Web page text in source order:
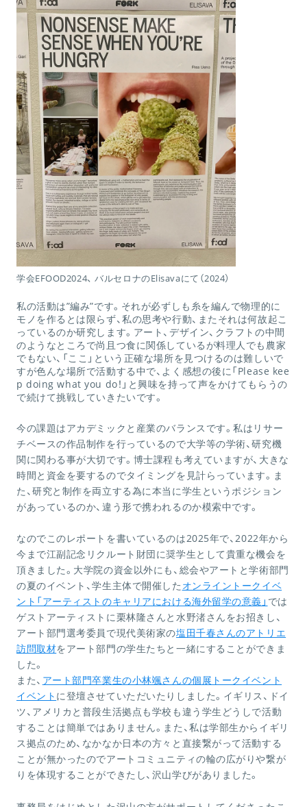
学会EFOOD2024、 バルセロナのElisavaにて（2024）
私の活動は”編み”です。それが必ずしも糸を編んで物理的に
モノを作るとは限らず、私の思考や行動、またそれは何故起こ
っているのか研究します。アート、デザイン、クラフトの中間
のようなところで尚且つ食に関係しているが料理人でも農家
でもない、「ここ」という正確な場所を見つけるのは難しいで
すが色んな場所で活動する中で、よく感想の後に「Please kee
p doing what you do！」と興味を持って声をかけてもらうの
で続けて挑戦していきたいです。
今の課題はアカデミックと産業のバランスです。私はリサー
チベースの作品制作を行っているので大学等の学術、研究機
関に関わる事が大切です。博士課程も考えていますが、大きな
時間と資金を要するのでタイミングを見計らっています。ま
た、研究と制作を両立する為に本当に学生というポジション
があっているのか、違う形で携われるのか模索中です。
なのでこのレポートを書いているのは2025年で、2022年から
今まで江副記念リクルート財団に奨学生として貴重な機会を
頂きました。大学院の資金以外にも、総会やアートと学術部門
の夏のイベント、学生主体で開催した オンライントークイベ
ント「アーティストのキャリアにおける海外留学の意義」 では
ゲストアーティストに栗林隆さんと水野渚さんをお招きし、
アート部門選考委員で現代美術家の塩田千春さんのアトリエ
訪問取材をアート部門の学生たちと一緒にすることができま
した。
また、 アート部門卒業生の小林颯さんの個展トークイベント
イベント に登壇させていただいたりしました。イギリス、ドイ
ツ、アメリカと普段生活拠点も学校も違う学生どうしで活動
することは簡単ではありません。また、私は学部生からイギリ
ス拠点のため、なかなか日本の方々と直接繋がって活動する
ことが無かったのでアートコミュニティの輪の広がりや繋が
りを体現することができたし、沢山学びがありました。